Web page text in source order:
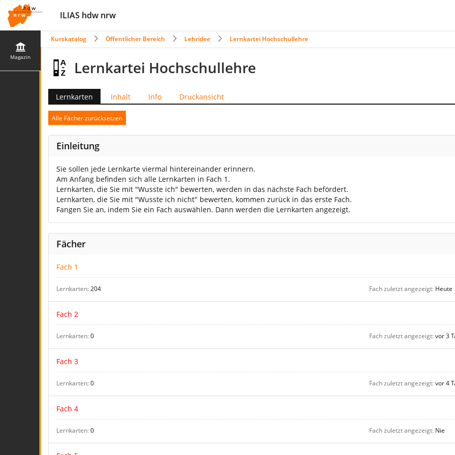
ILIAS hdw nrw
Magazin
Kurskatalog Öffentlicher Bereich Lehridee Lernkartei Hochschullehre
Lernkartei Hochschullehre
Lernkarten Inhalt Info Druckansicht
Alle Fächer zurücksetzen
Einleitung
Sie sollen jede Lernkarte viermal hintereinander erinnern.
Am Anfang befinden sich alle Lernkarten in Fach 1.
Lernkarten, die Sie mit "Wusste ich" bewerten, werden in das nächste Fach befördert.
Lernkarten, die Sie mit "Wusste ich nicht" bewerten, kommen zurück in das erste Fach.
Fangen Sie an, indem Sie ein Fach auswählen. Dann werden die Lernkarten angezeigt.
Fächer
Fach 1
Lernkarten 204 Fach zuletzt angezeigt Heute
Fach 2
Lernkarten 0 Fach zuletzt angezeigt vor 3
Fach 3
Lernkarten 0 Fach zuletzt angezeigt vor 4
Fach 4
Lernkarten 0 Fach zuletzt angezeigt Nie